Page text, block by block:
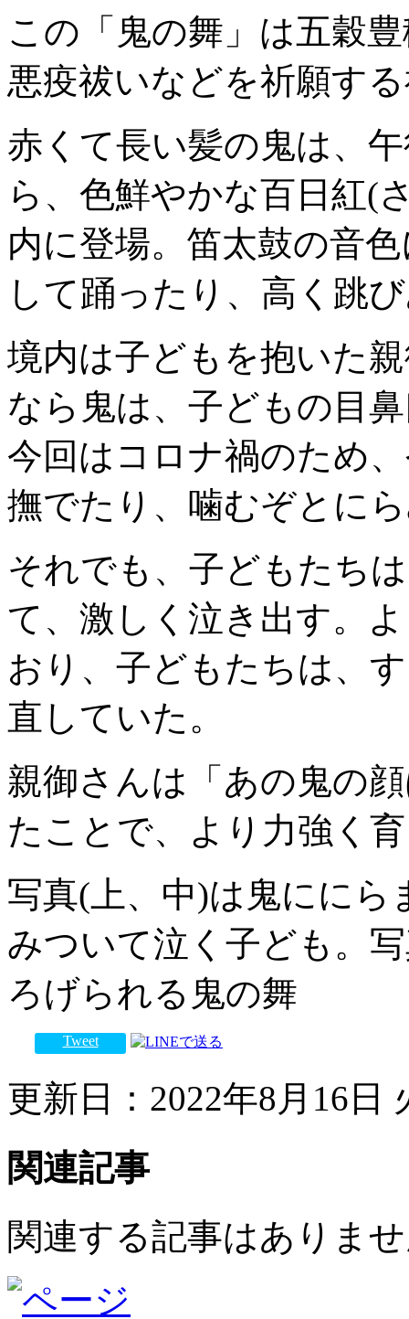
この「鬼の舞」は五穀
悪疫祓いなどを祈願す
赤くて長い髪の鬼は、
ら、色鮮やかな百日紅(
内に登場。笛太鼓の音
して踊ったり、高く跳
境内は子どもを抱いた
なら鬼は、子どもの目
今回はコロナ禍のため
撫でたり、噛むぞとに
それでも、子どもたち
て、激しく泣き出す。
おり、子どもたちは、
直していた。
親御さんは「あの鬼の
たことで、より力強く
写真(上、中)は鬼にに
みついて泣く子ども。
ろげられる鬼の舞
Tweet
更新日：2022年8月16日
関連記事
関連する記事はありま